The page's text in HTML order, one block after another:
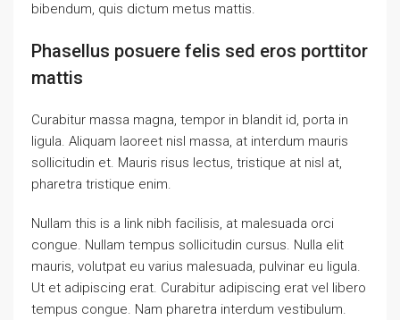
bibendum, quis dictum metus mattis.
Phasellus posuere felis sed eros porttitor
mattis
Curabitur massa magna, tempor in blandit id, porta in
ligula. Aliquam laoreet nisl massa, at interdum mauris
sollicitudin et. Mauris risus lectus, tristique at nisl at,
pharetra tristique enim.
Nullam this is a link nibh facilisis, at malesuada orci
congue. Nullam tempus sollicitudin cursus. Nulla elit
mauris, volutpat eu varius malesuada, pulvinar eu ligula.
Ut et adipiscing erat. Curabitur adipiscing erat vel libero
tempus congue. Nam pharetra interdum vestibulum.